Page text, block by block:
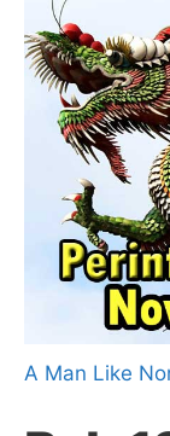
A Man Like